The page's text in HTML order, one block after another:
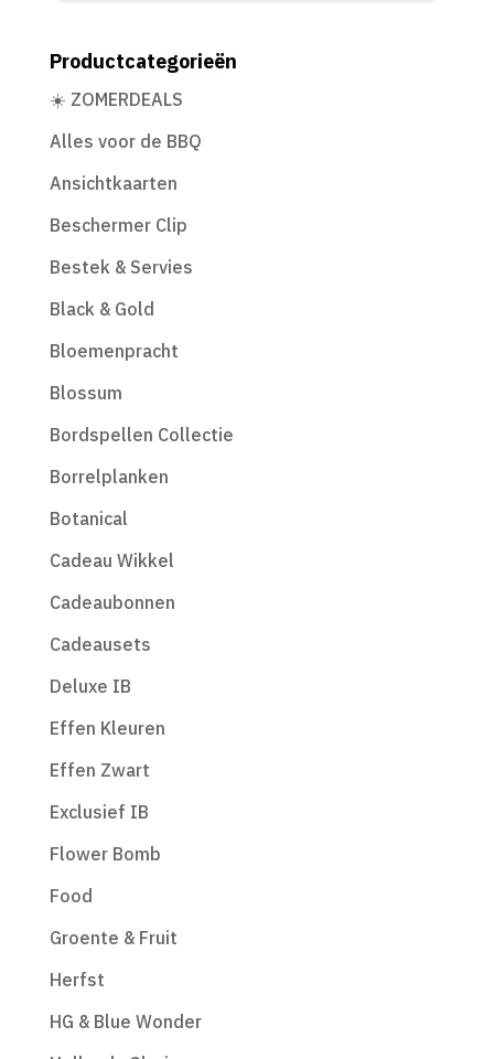
Productcategorieën
☀️ ZOMERDEALS
Alles voor de BBQ
Ansichtkaarten
Beschermer Clip
Bestek & Servies
Black & Gold
Bloemenpracht
Blossum
Bordspellen Collectie
Borrelplanken
Botanical
Cadeau Wikkel
Cadeaubonnen
Cadeausets
Deluxe IB
Effen Kleuren
Effen Zwart
Exclusief IB
Flower Bomb
Food
Groente & Fruit
Herfst
HG & Blue Wonder